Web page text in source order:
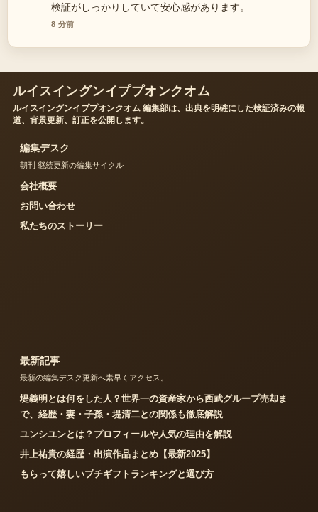
検証がしっかりしていて安心感があります。
8 分前
ルイスイングンイププオンクオム
ルイスイングンイププオンクオム 編集部は、出典を明確にした検証済みの報
道、背景更新、訂正を公開します。
編集デスク
朝刊 継続更新の編集サイクル
会社概要
お問い合わせ
私たちのストーリー
最新記事
最新の編集デスク更新へ素早くアクセス。
堤義明とは何をした人？世界一の資産家から西武グループ売却ま
で、経歴・妻・子孫・堤清二との関係も徹底解説
ユンシユンとは？プロフィールや人気の理由を解説
井上祐貴の経歴・出演作品まとめ【最新2025】
もらって嬉しいプチギフトランキングと選び方